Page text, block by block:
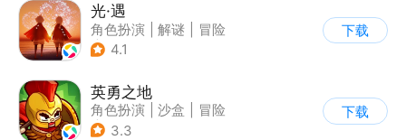
光·遇
角色扮演 解谜
冒险
| 开放世界
4.1
下载
英勇之地
角色扮演 沙盒
冒险
| steam游戏
3.3
下载